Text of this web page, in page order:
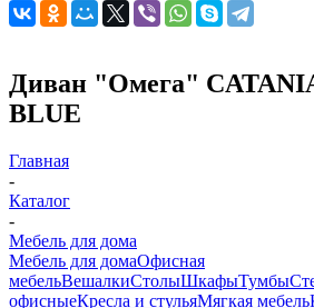
Диван "Омега"
BLUE
Главная
-
Каталог
-
Мебель для дома
Мебель для домаОфисная
мебельВешалкиСтолыШкафыТумбы
офисныеКресла и стульяМягкая мебель